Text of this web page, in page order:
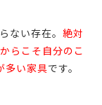
ない存在。 絶対
らこそ自分のこ
多い家具です。